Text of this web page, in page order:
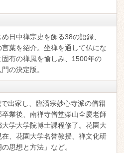
日中禅宗史を飾る38の語録、
葉を紹介。坐禅を通して仏にな
有の禅風を愉しみ、1500年の
の決定版。
出家し、臨済宗妙心寺派の僧籍
業後、南禅寺僧堂柴山全慶老師
学大学院博士課程修了。花園大
、花園大学名誉教授、禅文化研
思想と方法」など。